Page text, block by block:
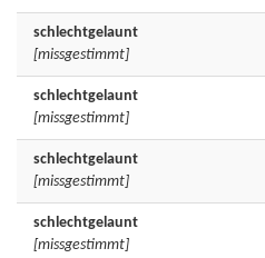
schlechtgelaunt
[missgestimmt]
schlechtgelaunt
[missgestimmt]
schlechtgelaunt
[missgestimmt]
schlechtgelaunt
[missgestimmt]